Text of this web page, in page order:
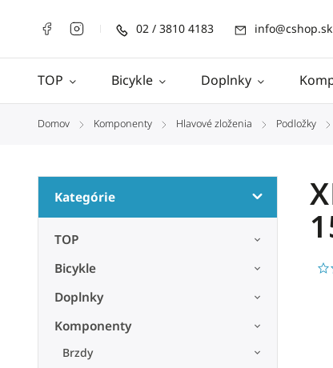
02 / 3810 4183 info@cshop.sk
TOP Bicykle Doplnky
Domov / Komponenty / Hlavové zloženia / Podložky /
Kategórie
TOP
Bicykle
Doplnky
Komponenty
Brzdy